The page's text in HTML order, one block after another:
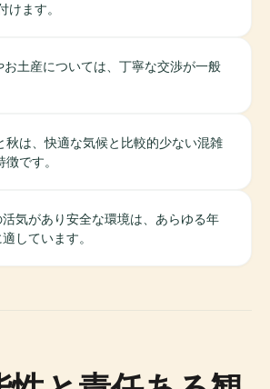
けます。
お土産については、丁寧な交渉が一般
秋は、快適な気候と比較的少ない混雑
徴です。
気があり安全な環境は、あらゆる年
しています。